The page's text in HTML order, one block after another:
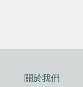
關於我們